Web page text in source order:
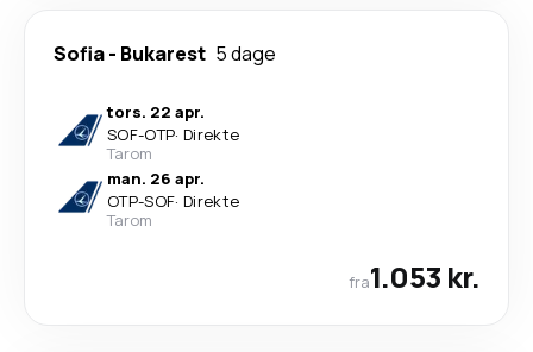
Sofia- Bukarest 5 dage
tors. 22 apr.
SOF-OTP· Direkte
Tarom
man. 26 apr.
OTP-SOF· Direkte
Tarom
fra1.053 kr.